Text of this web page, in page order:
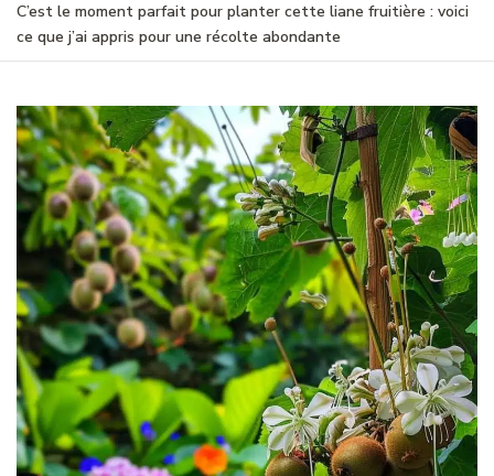
C’est le moment parfait pour planter cette liane fruitière : voici
ce que j’ai appris pour une récolte abondante